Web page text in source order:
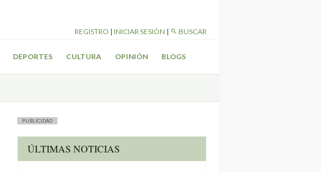
REGISTRO | INICIAR SESIÓN | BUSCAR
DEPORTES CULTURA OPINIÓN BLOGS
PUBLICIDAD
ÚLTIMAS NOTICIAS